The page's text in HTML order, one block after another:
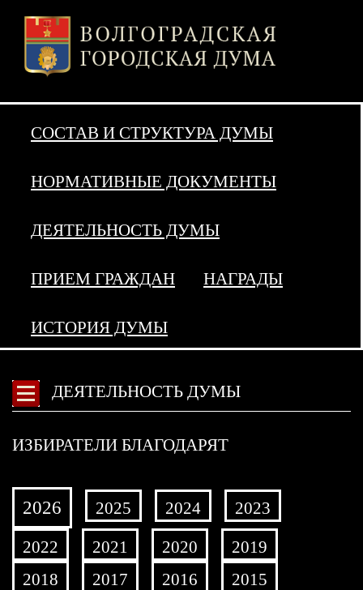
СОСТАВ И СТРУКТУРА ДУМЫ
НОРМАТИВНЫЕ ДОКУМЕНТЫ
ДЕЯТЕЛЬНОСТЬ ДУМЫ
ПРИЕМ ГРАЖДАН НАГРАДЫ
ИСТОРИЯ ДУМЫ
ДЕЯТЕЛЬНОСТЬ ДУМЫ
ИЗБИРАТЕЛИ БЛАГОДАРЯТ
2026 2025 2024
2023
2022
2021 2020
2019
2018
2017 2016
2015